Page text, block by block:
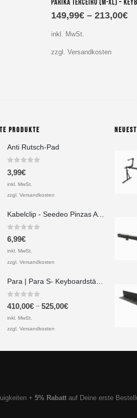
149,99€ –213,00€
inkl. MwSt.
zzgl. Versandkosten
PRODUKTE
Anti Rutsch-Pad
3,99€
inkl. MwSt.
zzgl. Versandkosten
Kabelclip - Seedeo Pinzas A 20x40x20 mm
0 out of 5
6,99€
inkl. MwSt.
zzgl. Versandkosten
0 out of 5
410,00€– 525,00€
inkl. MwSt.
zzgl. Versandkosten
+ 5% Rabattauf Deine erste